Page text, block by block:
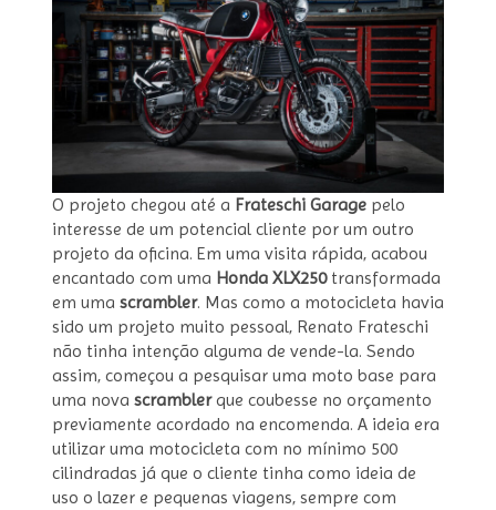
O projeto chegou até a Frateschi Garage pelo
interesse de um potencial cliente por um outro
projeto da oficina. Em uma visita rápida, acabou
encantado com uma Honda XLX250transformada
em uma scrambler. Mas como a motocicleta havia
sido um projeto muito pessoal, Renato Frateschi
não tinha intenção alguma de vende-la. Sendo
assim, começou a pesquisar uma moto base para
uma nova scramblerque coubesse no orçamento
previamente acordado na encomenda. A ideia era
utilizar uma motocicleta com no mínimo 500
cilindradas já que o cliente tinha como ideia de
uso o lazer e pequenas viagens, sempre com